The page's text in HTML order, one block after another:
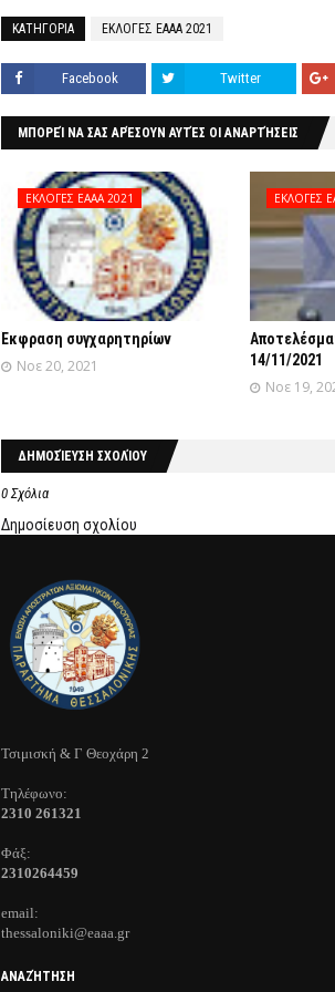
ΚΑΤΗΓΟΡΙΑ ΕΚΛΟΓΕΣ ΕΑΑΑ 2021
Facebook Twitter
ΜΠΟΡΕΊ ΝΑ ΣΑΣ ΑΡΈΣΟΥΝ ΑΥΤΈΣ ΟΙ ΑΝΑΡΤΉΣΕΙΣ
ΕΚΛΟΓΕΣ ΕΑΑΑ 2021
Έκφραση συγχαρητηρίων
Νοε 20, 2021
ΕΚΛΟΓΕΣ
14/11/2021
Νοε 19,
ΔΗΜΟΣΊΕΥΣΗ ΣΧΟΛΊΟΥ
0 Σχόλια
Δημοσίευση σχολίου
Τσιμισκή & Γ Θεοχάρη 2
Τηλέφωνo:
2310 261321
Φάξ:
2310264459
email:
thessaloniki@eaaa.gr
ΑΝΑΖΉΤΗΣΗ